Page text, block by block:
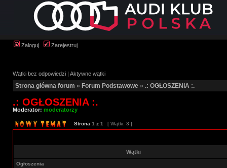
Zaloguj Zarejestruj
Wątki bez odpowiedzi | Aktywne wątki
Strona główna forum » Forum Podstawowe » .: OGŁOSZENIA :.
.: OGŁOSZENIA :.
Moderator: moderatorzy
Strona 1 z 1 [ Wątki: 3 ]
Wątki
Ogłoszenia